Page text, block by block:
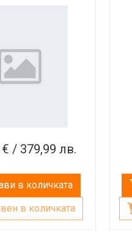
/ 379,99 лв.
в количката
в количката